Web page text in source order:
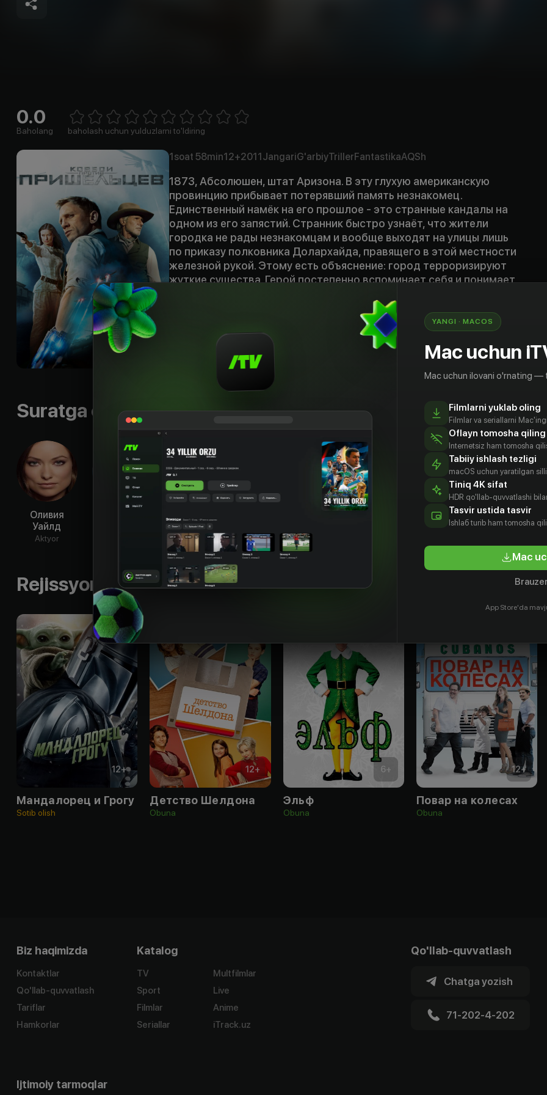
0.0
Baholang 1 Star2 Stars3 Stars4 Stars5 Stars6 Stars7 Stars8 Stars
baholash uchun yulduzlarni to'ldiring
1soat 58min12+2011JangariG'arbiyTrillerFantastikaAQSh
1873, Абсолюшен, штат Аризона. В эту глухую американскую
провинцию прибывает потерявший память незнакомец.
Единственный намёк на его прошлое - это странные кандалы на
одном из его запястий. Странник быстро узнаёт, что жители
городка не рады незнакомцам и вообще выходят на улицы лишь
по приказу полковника Долархайда, правящего в этой местности
железной рукой. Этому есть объяснение: город терроризируют
жуткие существа. Герой постепенно вспоминает себя и понимает,
$163 млн
rus, eng
rus, rus, eng
HD
Suratga olish guruhi
Оливия
Уайлд
Aktyor
Aktyor
Aktyor
Дэниэл
Ноа Рингер Адам Бич
Aktyor
Rejissyorning boshqa ishlari
12+
Мандалорец и Грогу
Sotib olish
12+
Детство Шелдона
Obuna
6+
Эльф
Obuna
12+
Повар на колесах
Obuna
Biz haqimizda
Kontaktlar
Qo'llab-quvvatlash
Tariflar
Hamkorlar
Katalog
TV
Sport
Filmlar
Seriallar
Multfilmlar
Live
Anime
iTrack.uz
Qo'llab-quvvatlash
Chatga yozish
71-202-4-202
Ijtimoiy tarmoqlar
YANGI · MACOS
Mac uchun
Mac uchun ilovani o'rnating —
Filmlarni yuklab oling
Filmlar va seriallarni
Oflayn tomosha qiling
Internetsiz ham tomosha
Tabiiy ishlash tezligi
macOS uchun yaratilgan
Tiniq 4K sifat
HDR qo'llab-quvvatlashi
Tasvir ustida tasvir
Ishlаб turib ham tomosha
Mac
App Store'da